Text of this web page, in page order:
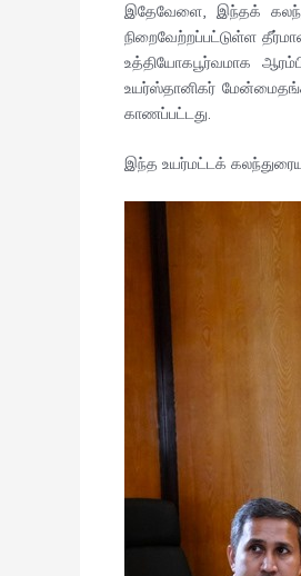
இதேவேளை, இந்தக்
நிறைவேற்றப்பட்டுள்ள
உத்தியோகபூர்வமாக
உயர்ஸ்தானிகர்
காணப்பட்டது.
இந்த உயர்மட்டக்